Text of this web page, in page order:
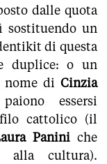
dalle quota
sostituendo un
di questa
duplice: o un
di Cinzia
essersi
cattolico (il
Panini che
alla cultura).